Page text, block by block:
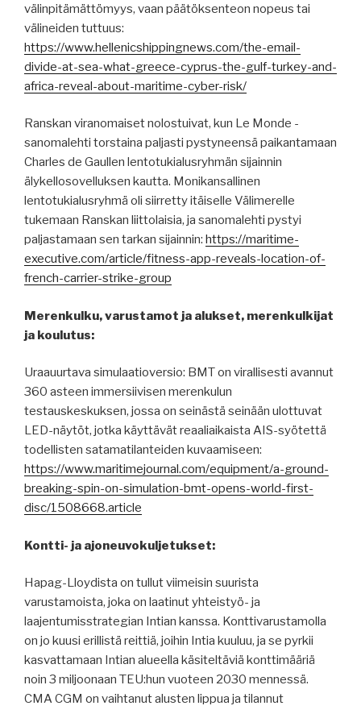
välinpitämättömyys, vaan päätöksenteon nopeus tai
välineiden tuttuus:
https://www.hellenicshippingnews.com/the-email-
divide-at-sea-what-greece-cyprus-the-gulf-turkey-and-
africa-reveal-about-maritime-cyber-risk/
Ranskan viranomaiset nolostuivat, kun Le Monde -
sanomalehti torstaina paljasti pystyneensä paikantamaan
Charles de Gaullen lentotukialusryhmän sijainnin
älykellosovelluksen kautta. Monikansallinen
lentotukialusryhmä oli siirretty itäiselle Välimerelle
tukemaan Ranskan liittolaisia, ja sanomalehti pystyi
paljastamaan sen tarkan sijainnin: https://maritime-
executive.com/article/fitness-app-reveals-location-of-
french-carrier-strike-group
Merenkulku, varustamot ja alukset, merenkulkijat
ja koulutus:
Uraauurtava simulaatioversio: BMT on virallisesti avannut
360 asteen immersiivisen merenkulun
testauskeskuksen, jossa on seinästä seinään ulottuvat
LED-näytöt, jotka käyttävät reaaliaikaista AIS-syötettä
todellisten satamatilanteiden kuvaamiseen:
https://www.maritimejournal.com/equipment/a-ground-
breaking-spin-on-simulation-bmt-opens-world-first-
disc/1508668.article
Kontti- ja ajoneuvokuljetukset:
Hapag-Lloydista on tullut viimeisin suurista
varustamoista, joka on laatinut yhteistyö- ja
laajentumisstrategian Intian kanssa. Konttivarustamolla
on jo kuusi erillistä reittiä, joihin Intia kuuluu, ja se pyrkii
kasvattamaan Intian alueella käsiteltäviä konttimääriä
noin 3 miljoonaan TEU:hun vuoteen 2030 mennessä.
CMA CGM on vaihtanut alusten lippua ja tilannut